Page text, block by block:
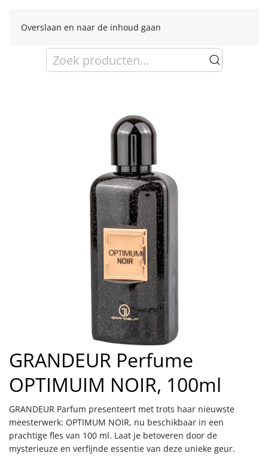
Overslaan en naar de inhoud gaan
Zoeken
naar:
GRANDEUR Perfume
OPTIMUIM NOIR, 100ml
GRANDEUR Parfum presenteert met trots haar nieuwste
meesterwerk: OPTIMUM NOIR, nu beschikbaar in een
prachtige fles van 100 ml. Laat je betoveren door de
mysterieuze en verfijnde essentie van deze unieke geur.